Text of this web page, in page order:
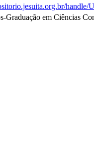
handle/
Graduação em Ciências